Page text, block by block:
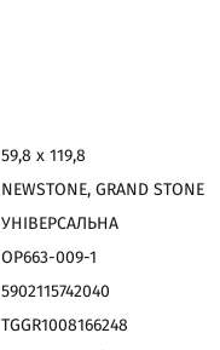
59,8 x 119,8
NEWSTONE, GRAND STONE
УНІВЕРСАЛЬНА
OP663-009-1
5902115742040
TGGR1008166248